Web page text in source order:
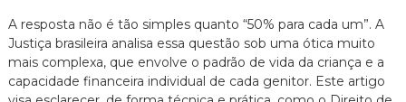
F
a
m
l
A resposta não é tão simples quanto “50% para cada um”. A
Justiça brasileira analisa essa questão sob uma ótica muito
mais complexa, que envolve o padrão de vida da criança e a
capacidade financeira individual de cada genitor. Este artigo